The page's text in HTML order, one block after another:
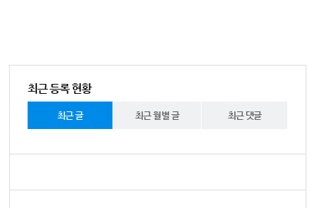
최근 등록 현황
최근 글 최근 월별 글 최근 댓글